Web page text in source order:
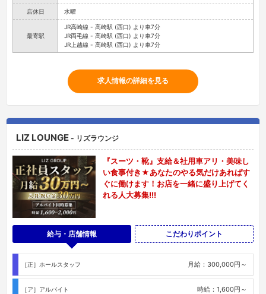
店休日 水曜
最寄駅
JR高崎線 - 高崎駅 (西口) より車7分
JR両毛線 - 高崎駅 (西口) より車7分
JR上越線 - 高崎駅 (西口) より車7分
求人情報の詳細を見る
LIZ LOUNGE - リズラウンジ
『スーツ・靴』支給＆社用車アリ・美味し
い食事付き★あなたのやる気だけあればす
ぐに働けます！お店を一緒に盛り上げてく
れる人大募集!!!
給与・店舗情報 こだわりポイント
［正］ホールスタッフ 月給：300,000円～
［ア］アルバイト 時給：1,600円～